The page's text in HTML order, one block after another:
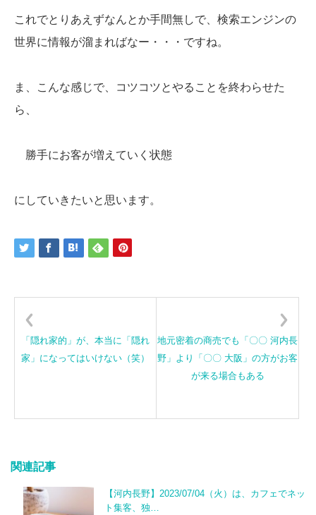
これでとりあえずなんとか手間無しで、検索エンジンの
世界に情報が溜まればなー・・・ですね。
ま、こんな感じで、コツコツとやることを終わらせた
ら、
勝手にお客が増えていく状態
にしていきたいと思います。
「隠れ家的」が、本当に「隠れ
家」になってはいけない（笑）
地元密着の商売でも「〇〇 河内長
野」より「〇〇 大阪」の方がお客
が来る場合もある
関連記事
【河内長野】2023/07/04（火）は、カフェでネッ
ト集客、独…